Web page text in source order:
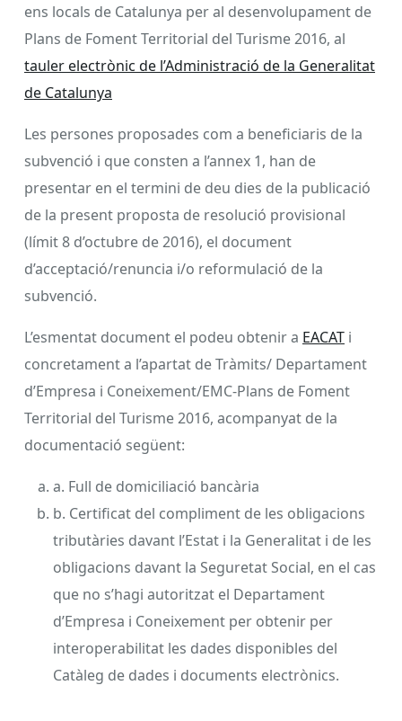
ens locals de Catalunya per al desenvolupament de
Plans de Foment Territorial del Turisme 2016, al
tauler electrònic de l’Administració de la Generalitat
de Catalunya
Les persones proposades com a beneficiaris de la
subvenció i que consten a l’annex 1, han de
presentar en el termini de deu dies de la publicació
de la present proposta de resolució provisional
(límit 8 d’octubre de 2016), el document
d’acceptació/renuncia i/o reformulació de la
subvenció.
L’esmentat document el podeu obtenir a EACAT i
concretament a l’apartat de Tràmits/ Departament
d’Empresa i Coneixement/EMC-Plans de Foment
Territorial del Turisme 2016, acompanyat de la
documentació següent:
a. Full de domiciliació bancària
b. Certificat del compliment de les obligacions
tributàries davant l’Estat i la Generalitat i de les
obligacions davant la Seguretat Social, en el cas
que no s’hagi autoritzat el Departament
d’Empresa i Coneixement per obtenir per
interoperabilitat les dades disponibles del
Catàleg de dades i documents electrònics.